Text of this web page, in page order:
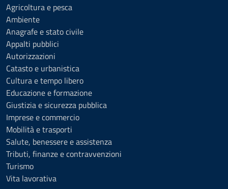
Agricoltura e pesca
Ambiente
Anagrafe e stato civile
Appalti pubblici
Autorizzazioni
Catasto e urbanistica
Cultura e tempo libero
Educazione e formazione
Giustizia e sicurezza pubblica
Imprese e commercio
Mobilità e trasporti
Salute, benessere e assistenza
Tributi, finanze e contravvenzioni
Turismo
Vita lavorativa